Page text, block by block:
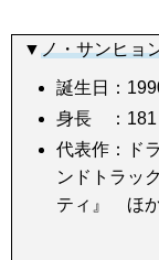
▼ノ・サンヒョ
誕生日：
身長 ：181
代表作：ド
ンドトラッ
ティ』 ほ